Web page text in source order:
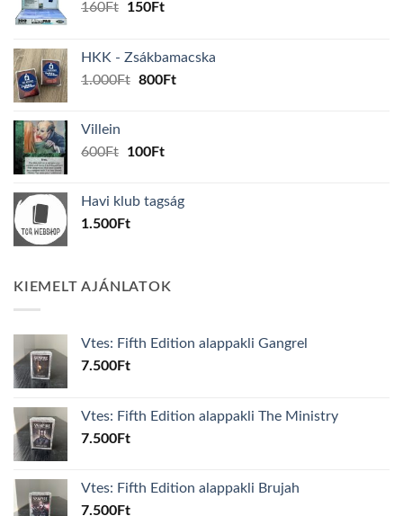
160Ft
Original
160Ft.
150FtCurrent
150Ft.
HKK - Zsákbamacska
1.000Ft Original
800FtCurrent
Villein
600Ft
Original
600Ft.
100FtCurrent
100Ft.
Havi klub tagság
1.500Ft
KIEMELT AJÁNLATOK
Vtes: Fifth Edition alappakli Gangrel
7.500Ft
Vtes: Fifth Edition alappakli The Ministry
7.500Ft
Vtes: Fifth Edition alappakli Brujah
7.500Ft